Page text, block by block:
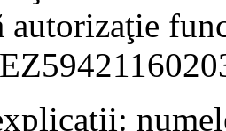
autorizaţie